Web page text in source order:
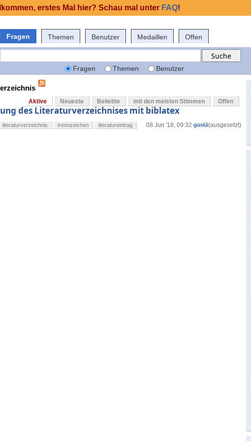
Fragen Themen Benutzer Medaillen Offen
Fragen Themen Benutzer
Aktive Neueste Beliebte mit den meisten Stimmen Offen
des Literaturverzeichnises mit biblatex
08 Jun '18, 09:32 gast3(ausgesetzt)
literaturverzeichnis trennzeichen literatureintrag
erstes Mal hier? Schau mal unter FAQ!